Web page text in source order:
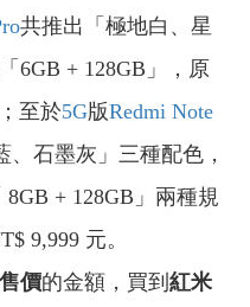
共推出「極地白、星
6GB + 128GB」，原
至於5G版Redmi Note
石墨灰」三種配色，
+ 128GB」兩種規
9,999 元。
價的金額，買到 紅米